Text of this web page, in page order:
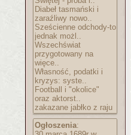
Diabeł tasmański i
zaraźliwy nowo..
Sześcienne odchody-to
jednak możl..
Wszechświat
przygotowany na
więce..
Własność, podatki i
kryzys: syste..
Football i "okolice"
oraz aktorst..
zakazane jabłko z raju
Ogłoszenia: